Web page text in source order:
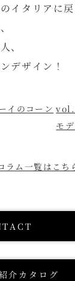
イタリアに戻
、
デザイン！
イのコーン
モデ
ラム一覧はこち
介カタログ